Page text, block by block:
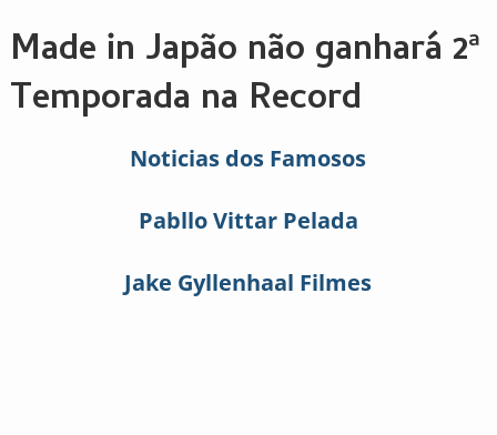
Made in Japão não ganhará 2ª
Temporada na Record
Noticias dos Famosos
Pabllo Vittar Pelada
Jake Gyllenhaal Filmes